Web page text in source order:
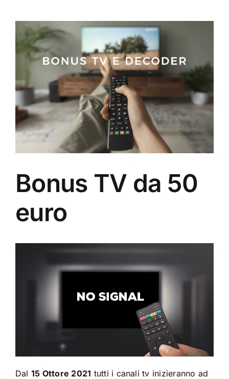
View
Larger
Image
Bonus TV da 50
euro
Dal 15 Ottore 2021 tutti i canali tv inizieranno ad